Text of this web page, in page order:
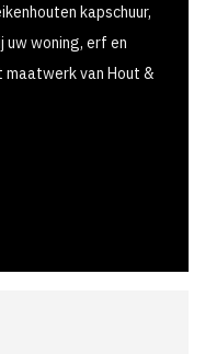
kapschuur,
woning, erf en
maatwerk van Hout &